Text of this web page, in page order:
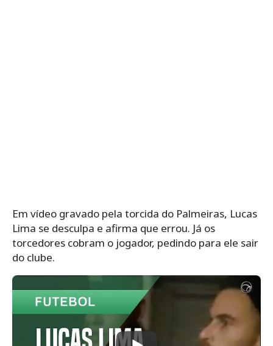
Em vídeo gravado pela torcida do Palmeiras, Lucas
Lima se desculpa e afirma que errou. Já os
torcedores cobram o jogador, pedindo para ele sair
do clube.